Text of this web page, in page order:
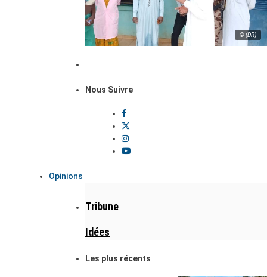
© (DR)
Nous Suivre
Opinions
Tribune
Idées
Les plus récents